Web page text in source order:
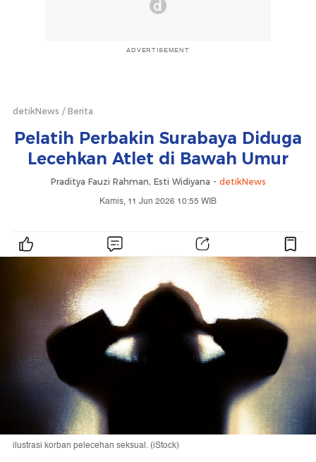
ADVERTISEMENT
detikNews Berita
Pelatih Perbakin Surabaya Diduga
Lecehkan Atlet di Bawah Umur
Praditya Fauzi Rahman, Esti Widiyana - detikNews
Kamis, 11 Jun 2026 10:55 WIB
ilustrasi korban pelecehan seksual. (iStock)